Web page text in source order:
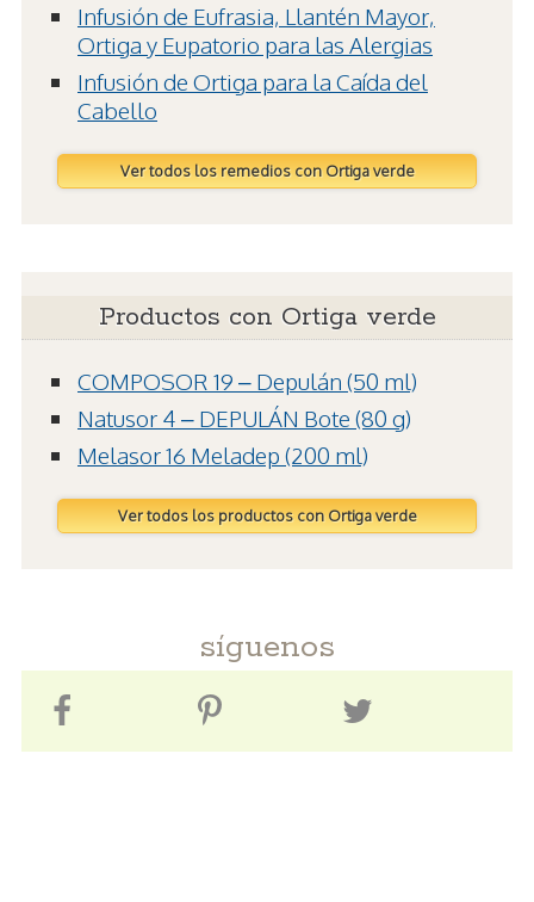
Infusión de Eufrasia, Llantén Mayor,
Ortiga y Eupatorio para las Alergias
Infusión de Ortiga para la Caída del
Cabello
Ver todos los remedios con Ortiga verde
Productos con Ortiga verde
COMPOSOR 19 – Depulán (50 ml)
Natusor 4 – DEPULÁN Bote (80 g)
Melasor 16 Meladep (200 ml)
Ver todos los productos con Ortiga verde
síguenos